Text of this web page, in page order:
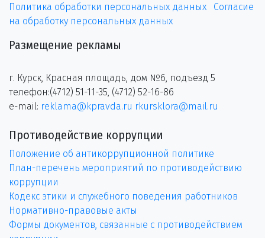
Политика обработки персональных данных
Согласие
на обработку персональных данных
Размещение рекламы
г. Курск, Красная площадь, дом №6, подъезд 5
телефон:(4712) 51-11-35, (4712) 52-16-86
e-mail: reklama@kpravda.ru rkursklora@mail.ru
Противодействие коррупции
Положение об антикоррупционной политике
План-перечень мероприятий по противодействию
коррупции
Кодекс этики и служебного поведения работников
Нормативно-правовые акты
Формы документов, связанные с противодействием